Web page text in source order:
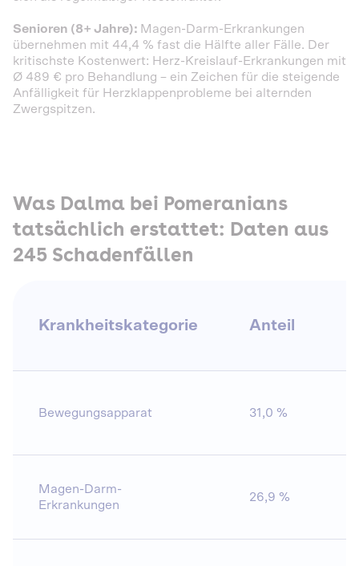
Senioren (8+ Jahre): Magen-Darm-Erkrankungen
übernehmen mit 44,4 % fast die Hälfte aller Fälle. Der
kritischste Kostenwert: Herz-Kreislauf-Erkrankungen mit
Ø 489 € pro Behandlung – ein Zeichen für die steigende
Anfälligkeit für Herzklappenprobleme bei alternden
Zwergspitzen.
Was Dalma bei Pomeranians
tatsächlich erstattet: Daten aus
245 Schadenfällen
Krankheitskategorie Anteil
Bewegungsapparat 31,0 %
Magen-Darm-
Erkrankungen
26,9 %